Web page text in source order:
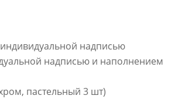
индивидуальной надписью
надписью и наполнением
пастельный 3 шт)